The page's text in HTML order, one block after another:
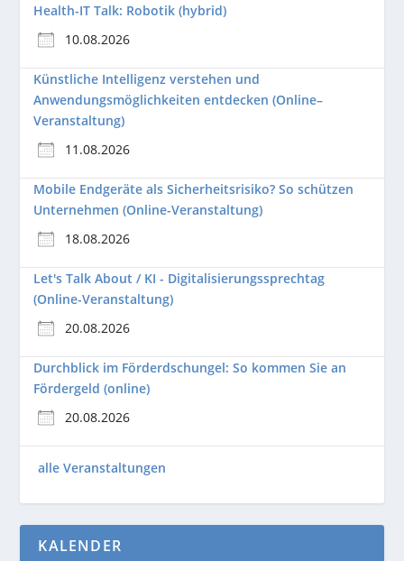
Health-IT Talk: Robotik (hybrid)
10.08.2026
Künstliche Intelligenz verstehen und
Anwendungsmöglichkeiten entdecken (Online–
Veranstaltung)
11.08.2026
Mobile Endgeräte als Sicherheitsrisiko? So schützen
Unternehmen (Online-Veranstaltung)
18.08.2026
Let's Talk About / KI - Digitalisierungssprechtag
(Online-Veranstaltung)
20.08.2026
Durchblick im Förderdschungel: So kommen Sie an
Fördergeld (online)
20.08.2026
alle Veranstaltungen
KALENDER